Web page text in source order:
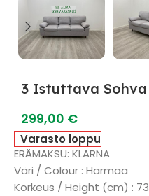
3 Istuttava Sohva
299,00 €
Varasto loppu
ERÄMAKSU: KLARNA
Väri / Colour : Harmaa
Korkeus / Height (cm) : 73